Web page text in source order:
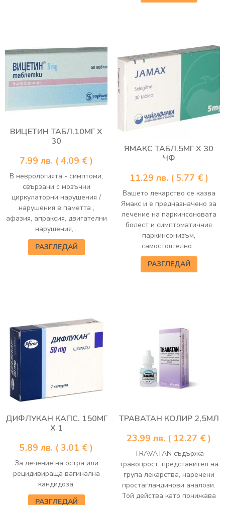
ВИЦЕТИН ТАБЛ.10МГ Х
30
7.99 лв. ( 4.09 € )
В неврологията - симптоми,
свързани с мозъчни
циркулаторни нарушения /
нарушения в паметта ,
афазия, апраксия, двигателни
нарушения,...
РАЗГЛЕДАЙ
ЯМАКС ТАБЛ.5МГ Х 30
ЧФ
11.29 лв. ( 5.77 € )
Вашето лекарство се казва
Ямакс и е предназначено за
лечение на паркинсоновата
болест и симптоматичния
паркинсонизъм,
самостоятелно...
РАЗГЛЕДАЙ
ДИФЛУКАН КАПС. 150МГ
Х 1
5.89 лв. ( 3.01 € )
За лечение на остра или
рецидивираща вагинална
кандидоза.
РАЗГЛЕДАЙ
ТРАВАТАН КОЛИР 2,5МЛ
23.99 лв. ( 12.27 € )
TRAVATAN съдържа
травопрост, представител на
група лекарства, наречени
простагландинови аналози.
Той действа като понижава